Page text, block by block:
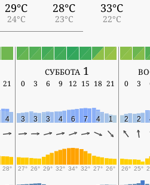
29°C
24°C
28°C
23°C
33°C
22°C
суббота 1
21 0 3 6 9 12 15 18 21 0 3
4 3 3 3 4 6 7 4 1 2 2
28° 27° 26° 29° 32° 34° 32° 27° 26° 26° 25°